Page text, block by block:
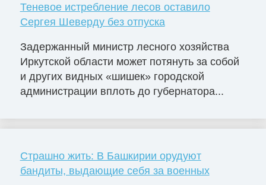
Теневое истребление лесов оставило
Сергея Шеверду без отпуска
Задержанный министр лесного хозяйства
Иркутской области может потянуть за собой
и других видных «шишек» городской
администрации вплоть до губернатора...
Страшно жить: В Башкирии орудуют
бандиты, выдающие себя за военных